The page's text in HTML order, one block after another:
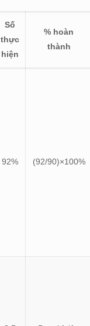
Số
thực
hiện
% hoàn
thành
92% (92/90)×100%